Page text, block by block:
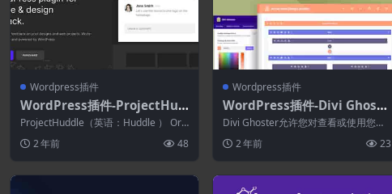
Wordpress插件
WordPress插件-ProjectHud
dle 4.7.2
ProjectHuddle（英语：Huddle ） Org
2 年前 48
Wordpress插件
WordPress插件-Divi Ghoste
r 5.0.57
Divi Ghoster允许您对查看或使用您网
2 年前 23